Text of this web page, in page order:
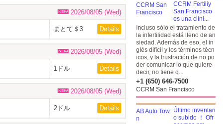
2026/08/05 (Wed)
まとて＄3 Details
2026/08/05 (Wed)
1ドル Details
2026/08/05 (Wed)
2ドル Details
CCRM Fertiliy
San Francisco
es una clíni...
Incluso sólo el tratamiento de
la infertilidad está lleno de an
siedad. Además de eso, el in
glés difícil y los términos técn
icos, y la frustración de no po
der comunicar lo que quiere
decir, no tiene q...
+1 (650) 646-7500
CCRM San Francisco
Último inventari
o subido ！ Ofr